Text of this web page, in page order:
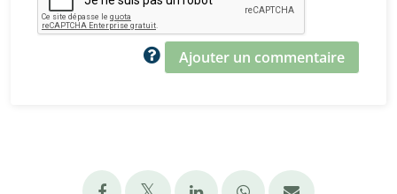
Ajouter un commentaire